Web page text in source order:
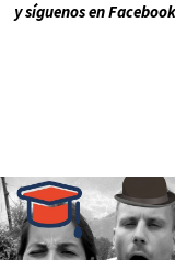
y síguenos en